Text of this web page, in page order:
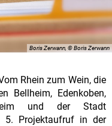
Boris Zerwann, © Boris Zerwann
Rhein zum Wein, die
Bellheim, Edenkoben,
und der Stadt
5. Projektaufruf in der